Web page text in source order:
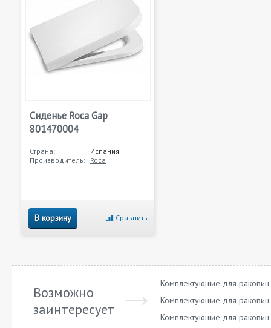
Сиденье Roca Gap
801470004
Страна:
Испания
Производитель: Roca
В корзину Сравнить
Возможно
заинтересует
Комплектующие для раковин
Комплектующие для
Комплектующие для